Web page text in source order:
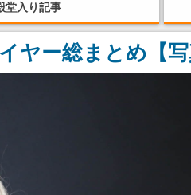
堂入り記事
ヤー総まとめ【写